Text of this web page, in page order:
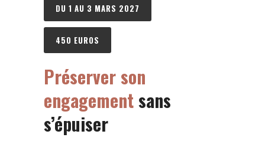
DU 1 AU 3 MARS 2027
450 EUROS
Préserver son
engagementsans
s’épuiser